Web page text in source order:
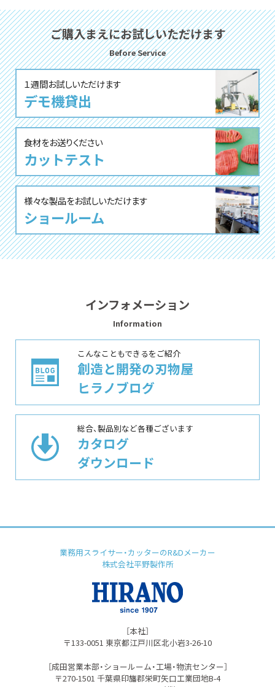
ご購⼊まえにお試しいただけます
Before Service
１週間お試しいただけます
デモ機貸出
⾷材をお送りください
カットテスト
様々な製品をお試しいただけます
ショールーム
インフォメーション
Information
こんなこともできるをご紹介
創造と開発の刃物屋
ヒラノブログ
総合、製品別など各種ございます
カタログ
ダウンロード
業務用スライサー・カッターのR&Dメーカー
株式会社平野製作所
［本社］
〒133-0051 東京都江⼾川区北⼩岩3-26-10
［成⽥営業本部・ショールーム・⼯場・物流センター］
〒270-1501 千葉県印旛郡栄町⽮⼝⼯業団地B-4